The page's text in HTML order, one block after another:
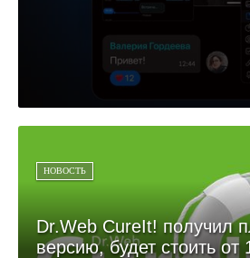
НОВОСТЬ
Dr.Web CureIt! получил
версию, будет стоить от